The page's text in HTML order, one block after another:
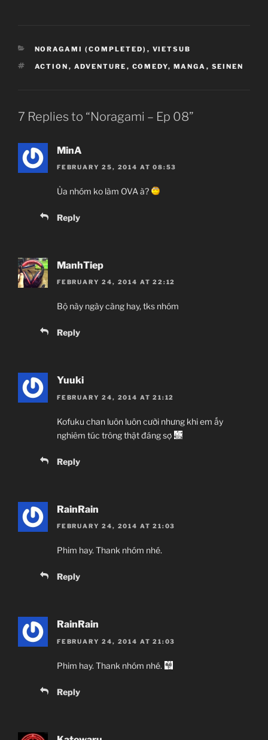
CATEGORIES
NORAGAMI (COMPLETED) , VIETSUB
TAGS
ACTION , ADVENTURE , COMEDY, MANGA , SEINEN
7 Replies to “Noragami – Ep 08”
MinA
FEBRUARY 25, 2014 AT 08:53
Ủa nhóm ko làm OVA à?
Reply
ManhTiep
FEBRUARY 24, 2014 AT 22:12
Bộ này ngày càng hay, tks nhóm
Reply
Yuuki
FEBRUARY 24, 2014 AT 21:12
Kofuku chan luôn luôn cười nhưng khi em ấy
nghiêm túc trông thật đáng sợ
Reply
RainRain
FEBRUARY 24, 2014 AT 21:03
Phim hay. Thank nhóm nhé.
Reply
RainRain
FEBRUARY 24, 2014 AT 21:03
Phim hay. Thank nhóm nhé.
Reply